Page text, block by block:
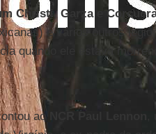
Christi, Garzae
e vários outros
quando ele estava
ao